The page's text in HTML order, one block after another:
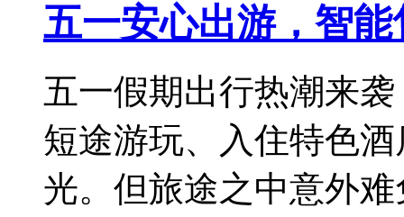
五一安心出游，智
五一假期出行热潮来
短途游玩、入住特色
光。但旅途之中意外